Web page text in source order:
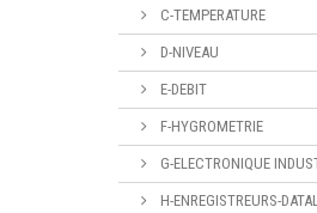
C-TEMPERATURE
D-NIVEAU
E-DEBIT
F-HYGROMETRIE
G-ELECTRONIQUE
H-ENREGISTREURS-